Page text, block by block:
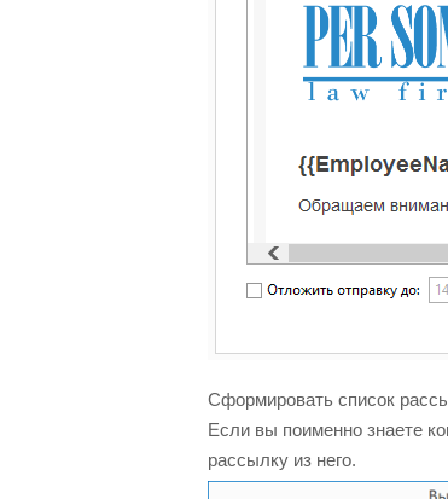
Сформировать список
Если вы поименно знаете
рассылку из него.